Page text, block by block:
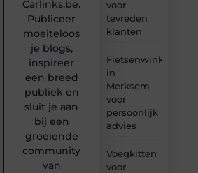
voor
tevreden
klanten
Fietsenwinkel
in
Merksem
voor
persoonlijk
advies
Voegkitten
voor
Carlinks.be.
Publiceer
moeiteloos
je blogs,
inspireer
een breed
publiek en
sluit je aan
bij een
groeiende
community
van